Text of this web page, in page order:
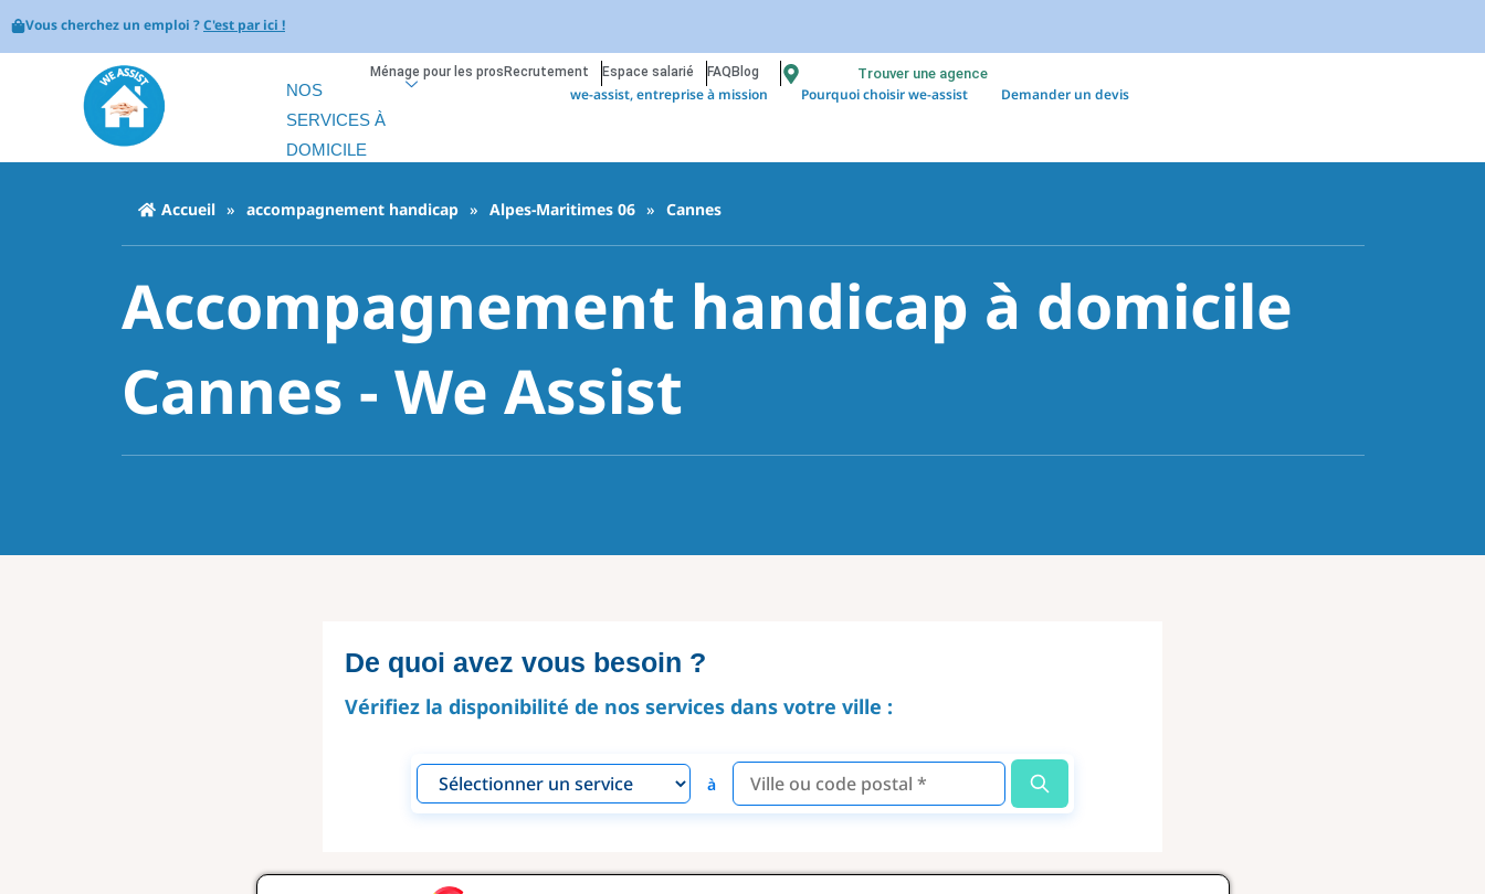
Vous cherchez un emploi ?C'est par ici !
Ménage pour les pros Recrutement Espace salarié FAQ Blog Trouver une agence
NOS
SERVICES À
DOMICILE
we-assist, entreprise à mission Pourquoi choisir we-assist Demander un devis
Accueil » accompagnement handicap » Alpes-Maritimes 06 » Cannes
Accompagnement handicap à domicile
Cannes - We Assist
De quoi avez vous besoin ?
Vérifiez la disponibilité de nos services dans votre ville :
à